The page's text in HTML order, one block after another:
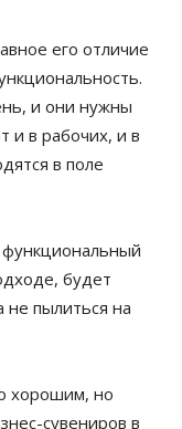
его отличие
и они нужны
и в рабочих, и в
в поле
функциональный
будет
пылиться на
хорошим, но
сувениров в